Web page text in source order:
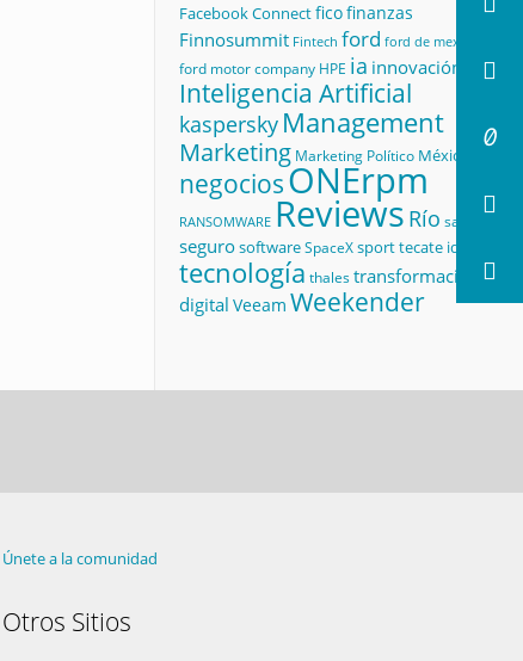
Facebook Connectficofinanzas
Finnosummit Fintech ford ford de mexico
ford motor company HPE ia innovación
Inteligencia Artificial
kaspersky Management
Marketing Marketing Político México
negociosONErpm
RANSOMWARE Reviews Río salud
segurosoftwareSpaceXsporttecate id
tecnología thalestransformación
digital Veeam Weekender
Únete a la comunidad
Otros Sitios